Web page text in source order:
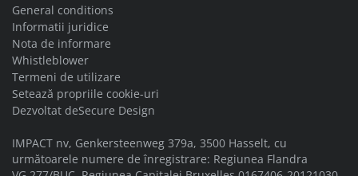
General conditions
Informatii juridice
Nota de informare
Whistleblower
Termeni de utilizare
Setează propriile cookie-uri
Dezvoltat deSecure Design
IMPACT nv, Genkersteenweg 379a, 3500 Hasselt, cu
următoarele numere de înregistrare: Regiunea Flandra